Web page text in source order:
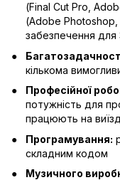
(Final Cut Pro,
(Adobe
забезпечення
кількома
Професійної
потужність для
працюють на
Програмування:
складним кодом
Музичного